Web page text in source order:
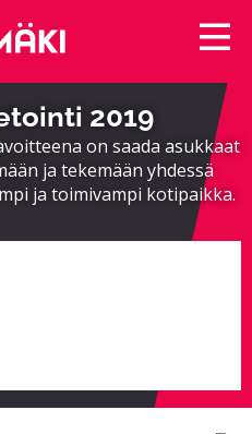
2019
on saada asukkaat
ja tekemään yhdessä
ja toimivampi kotipaikka.